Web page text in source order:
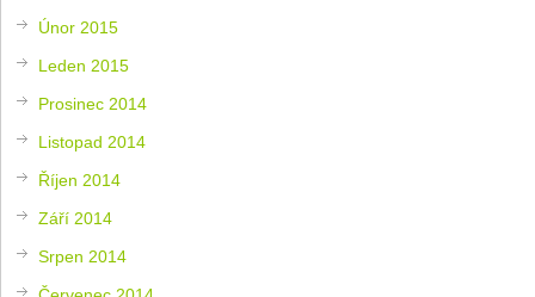
Únor 2015
Leden 2015
Prosinec 2014
Listopad 2014
Říjen 2014
Září 2014
Srpen 2014